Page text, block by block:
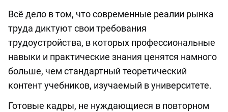
Всё дело в том, что современные реалии рынка
труда диктуют свои требования
трудоустройства, в которых профессиональные
навыки и практические знания ценятся намного
больше, чем стандартный теоретический
контент учебников, изучаемый в университете.
Готовые кадры, не нуждающиеся в повторном